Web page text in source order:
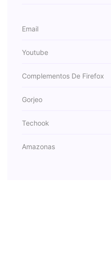
Email
Youtube
Complementos De Firefox
Gorjeo
Techook
Amazonas